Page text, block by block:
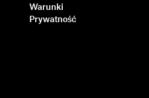
Warunki
Prywatność